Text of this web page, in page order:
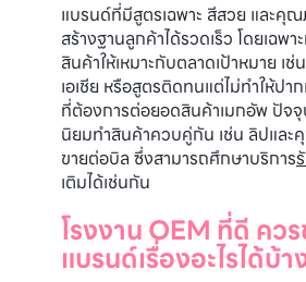
แบรนด์ที่มีสูตรเฉพาะ สีสวย และคุ
สร้างฐานลูกค้าได้รวดเร็ว โดยเฉพ
สินค้าให้เหมาะกับตลาดเป้าหมาย เ
เอเชีย หรือสูตรติดทนแต่ไม่ทำให้ป
ที่ต้องการต่อยอดสินค้าเมกอัพ ปัจ
นิยมทำสินค้าควบคู่กัน เช่น ลิปและ
ขายต่อบิล ซึ่งสามารถศึกษาบริการ
เติมได้เช่นกัน
โรงงาน OEM ที่ดี คว
แบรนด์เรื่องอะไรได้บ้า